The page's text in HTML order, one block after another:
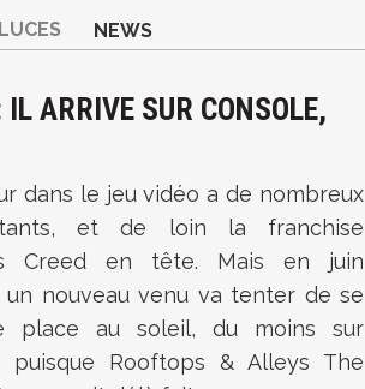
NEWS
ARRIVE SUR CONSOLE,
dans le jeu vidéo a de nombreux
et de loin la franchise
Creed en tête. Mais en juin
un nouveau venu va tenter de se
place au soleil, du moins sur
puisque Rooftops & Alleys The